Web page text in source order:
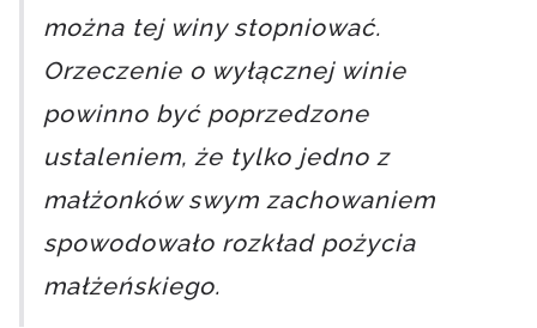
można tej winy stopniować.
Orzeczenie o wyłącznej winie
powinno być poprzedzone
ustaleniem, że tylko jedno z
małżonków swym zachowaniem
spowodowało rozkład pożycia
małżeńskiego.